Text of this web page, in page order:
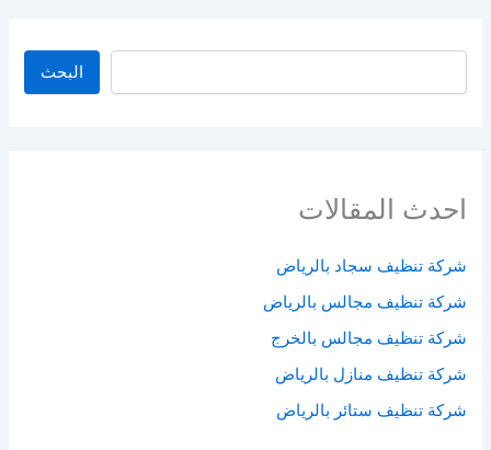
البحث
احدث المقالات
شركة تنظيف سجاد بالرياض
شركة تنظيف مجالس بالرياض
شركة تنظيف مجالس بالخرج
شركة تنظيف منازل بالرياض
شركة تنظيف ستائر بالرياض